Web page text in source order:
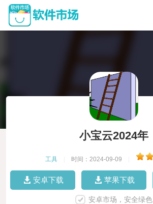
小宝云2024年
工具 时间：2024-09-09
安卓下载 苹果下载
安卓市场，安全绿色